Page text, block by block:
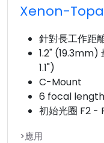
Xenon-
針對長工作距
1.2" (19.3mm)
1.1")
C-Mount
6 focal
初始光圈 F2 -
>應用